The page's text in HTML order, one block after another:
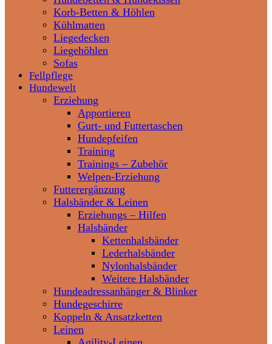
Korb-Betten & Höhlen
Kühlmatten
Liegedecken
Liegehöhlen
Sofas
Fellpflege
Hundewelt
Erziehung
Apportieren
Gurt- und Futtertaschen
Hundepfeifen
Training
Trainings – Zubehör
Welpen-Erziehung
Futterergänzung
Halsbänder & Leinen
Erziehungs – Hilfen
Halsbänder
Kettenhalsbänder
Lederhalsbänder
Nylonhalsbänder
Weitere Halsbänder
Hundeadressanhänger & Blinker
Hundegeschirre
Koppeln & Ansatzketten
Leinen